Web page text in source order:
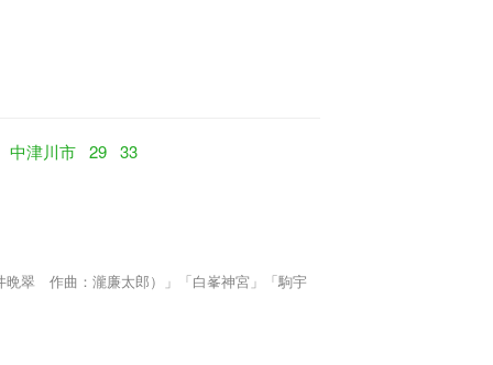
中津川市 29 33
晩翠 作曲：瀧廉太郎）」「白峯神宮」「駒宇